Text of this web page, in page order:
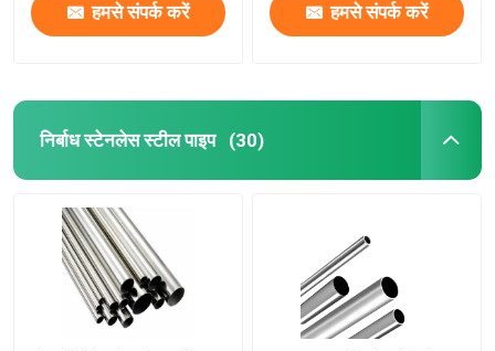
हमसे संपर्क करें हमसे संपर्क करें
निर्बाध स्टेनलेस स्टील पाइप (30)